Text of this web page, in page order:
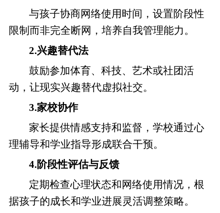
与孩子协商网络使用时间，设置阶段性
限制而非完全断网，培养自我管理能力。
2.兴趣替代法
鼓励参加体育、科技、艺术或社团活
动，让现实兴趣替代虚拟社交。
3.家校协作
家长提供情感支持和监督，学校通过心
理辅导和学业指导形成联合干预。
4.阶段性评估与反馈
定期检查心理状态和网络使用情况，根
据孩子的成长和学业进展灵活调整策略。